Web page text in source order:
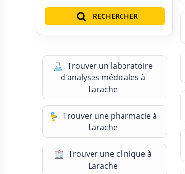
Professionnel de santé
Médicament
Clinique
Vétérinaire
RECHERCHER
Trouver un laboratoire
d'analyses médicales à
Larache
Trouver une pharmacie à
Larache
Trouver une clinique à
Larache